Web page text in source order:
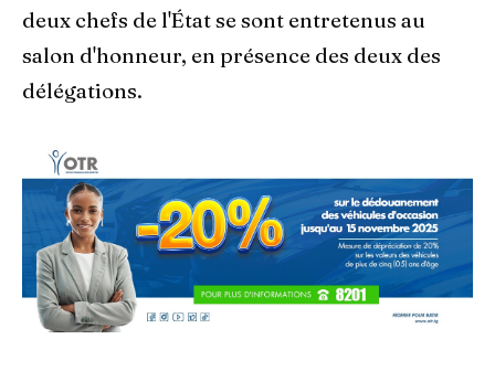
deux chefs de l'État se sont entretenus au
salon d'honneur, en présence des deux des
délégations.